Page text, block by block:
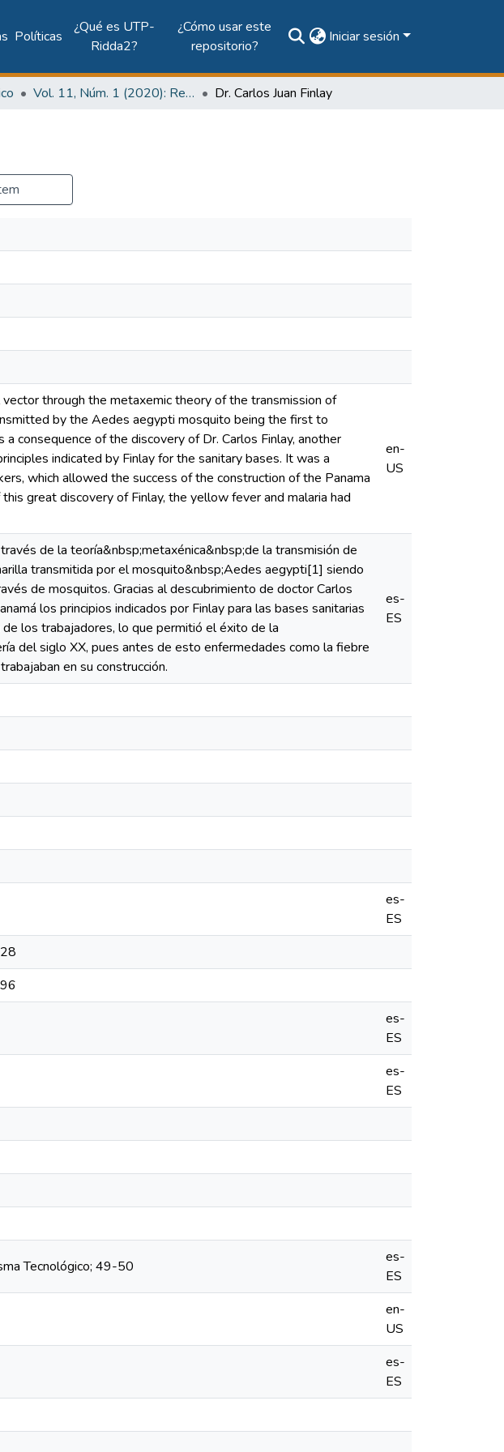
Políticas
¿Qué es UTP-
Ridda2?
¿Cómo usar este
repositorio?
Iniciar sesión
Vol. 11, Núm. 1 (2020): Revista Prisma Tecnológico Dr. Carlos Juan Finlay
through the metaxemic theory of the transmission of
by the Aedes aegypti mosquito being the first to
consequence of the discovery of Dr. Carlos Finlay, another
indicated by Finlay for the sanitary bases. It was a
which allowed the success of the construction of the Panama
great discovery of Finlay, the yellow fever and malaria had
en-
US
de la teoría&nbsp;metaxénica&nbsp;de la transmisión de
transmitida por el mosquito&nbsp;Aedes aegypti[1] siendo
de mosquitos. Gracias al descubrimiento de doctor Carlos
los principios indicados por Finlay para las bases sanitarias
los trabajadores, lo que permitió el éxito de la
del siglo XX, pues antes de esto enfermedades como la fiebre
en su construcción.
es-
ES
es-
ES
es-
ES
es-
ES
Tecnológico; 49-50
es-
ES
en-
US
es-
ES